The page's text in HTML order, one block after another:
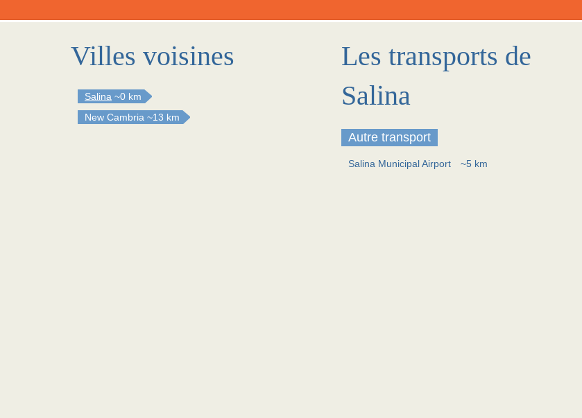
Villes voisines
Salina ~0 km
New Cambria ~13 km
Les transports de
Salina
Autre transport
Salina Municipal Airport ~5 km